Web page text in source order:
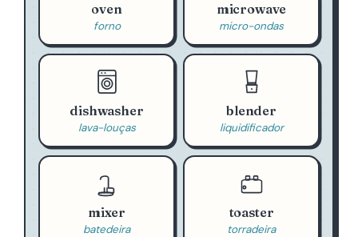
oven
forno
microwave
micro-ondas
dishwasher
lava-louças
blender
liquidificador
mixer
batedeira
toaster
torradeira